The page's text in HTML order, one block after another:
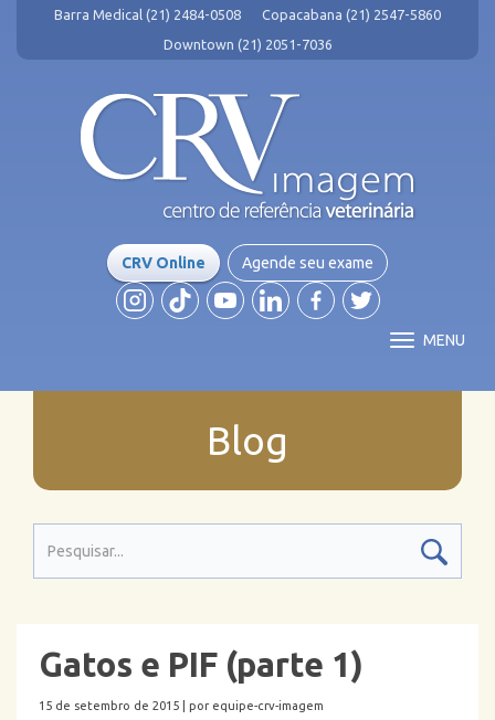
Barra Medical (21) 2484-0508
Copacabana (21) 2547-5860
Downtown (21) 2051-7036
CRV Online Agende seu exame
MENU
Blog
Gatos e PIF (parte 1)
15 de setembro de 2015 | por equipe-crv-imagem